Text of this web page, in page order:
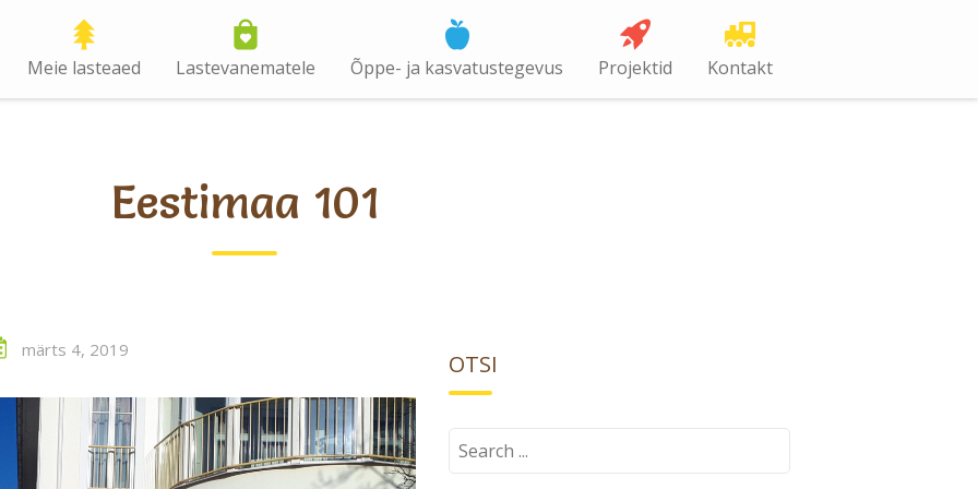
Meie lasteaed Lastevanematele Õppe- ja kasvatustegevus Projektid Kontakt
Eestimaa 101
märts 4, 2019 OTSI
Search